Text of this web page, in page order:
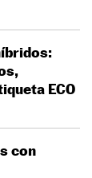
ECO
con